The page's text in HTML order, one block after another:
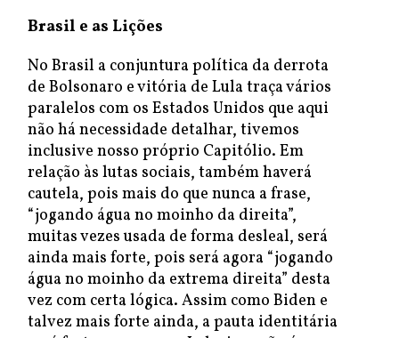
Brasil e as Lições
No Brasil a conjuntura política da derrota
de Bolsonaro e vitória de Lula traça vários
paralelos com os Estados Unidos que aqui
não há necessidade detalhar, tivemos
inclusive nosso próprio Capitólio. Em
relação às lutas sociais, também haverá
cautela, pois mais do que nunca a frase,
“jogando água no moinho da direita”,
muitas vezes usada de forma desleal, será
ainda mais forte, pois será agora “jogando
água no moinho da extrema direita” desta
vez com certa lógica. Assim como Biden e
talvez mais forte ainda, a pauta identitária